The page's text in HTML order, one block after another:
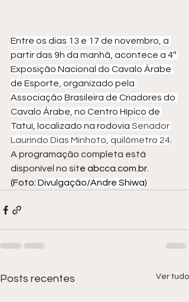
Entre os dias 13 e 17 de novembro, a
partir das 9h da manhã, acontece a 4ª
Exposição Nacional do Cavalo Árabe
de Esporte, organizado pela
Associação Brasileira de Criadores do
Cavalo Árabe, no Centro Hípico de
Tatuí, localizado na rodovia Senador
Laurindo Dias Minhoto, quilômetro 24
A programação completa está
disponível no site abcca.com.br
(Foto: Divulgação/Andre Shiwa)
Posts recentes Ver tudo